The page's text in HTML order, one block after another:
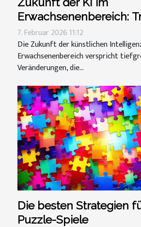
Erwachsenenbereich:
Vorhersagen
7. Februar 2026 11:12
Die Zukunft der künstlichen
Erwachsenenbereich verspricht
Veränderungen, die...
Die besten Strategien
Puzzle-Spiele